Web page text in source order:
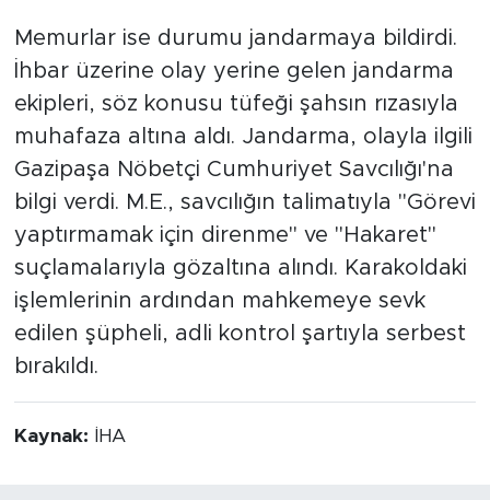
Memurlar ise durumu jandarmaya bildirdi.
İhbar üzerine olay yerine gelen jandarma
ekipleri, söz konusu tüfeği şahsın rızasıyla
muhafaza altına aldı. Jandarma, olayla ilgili
Gazipaşa Nöbetçi Cumhuriyet Savcılığı'na
bilgi verdi. M.E., savcılığın talimatıyla "Görevi
yaptırmamak için direnme" ve "Hakaret"
suçlamalarıyla gözaltına alındı. Karakoldaki
işlemlerinin ardından mahkemeye sevk
edilen şüpheli, adli kontrol şartıyla serbest
bırakıldı.
Kaynak: İHA